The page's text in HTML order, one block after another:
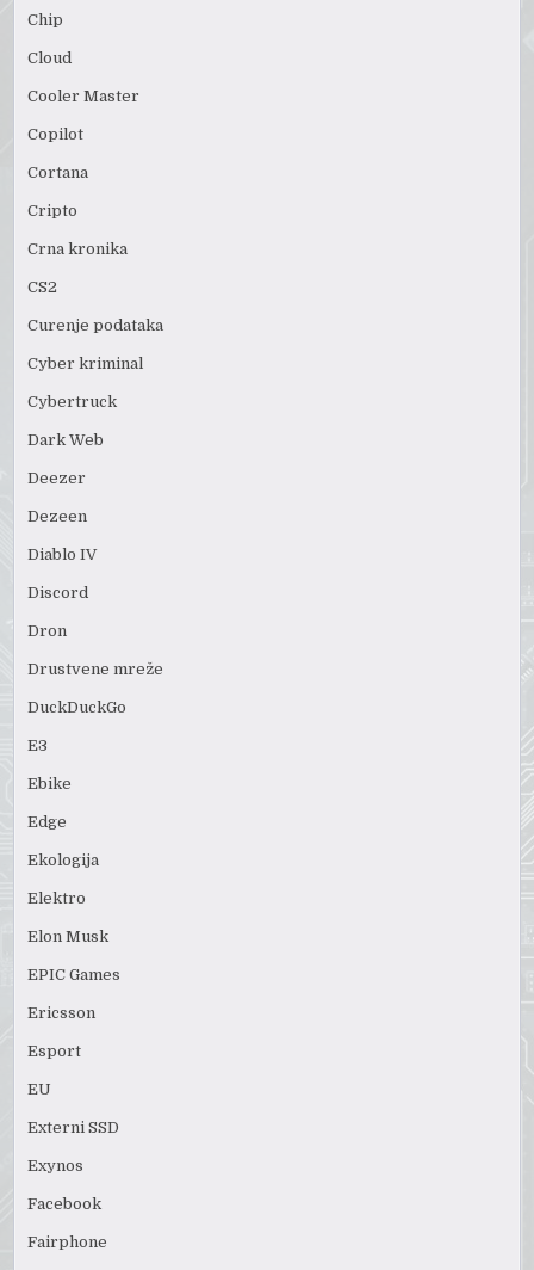
Chip
Cloud
Cooler Master
Copilot
Cortana
Cripto
Crna kronika
CS2
Curenje podataka
Cyber kriminal
Cybertruck
Dark Web
Deezer
Dezeen
Diablo IV
Discord
Dron
Drustvene mreže
DuckDuckGo
E3
Ebike
Edge
Ekologija
Elektro
Elon Musk
EPIC Games
Ericsson
Esport
EU
Externi SSD
Exynos
Facebook
Fairphone